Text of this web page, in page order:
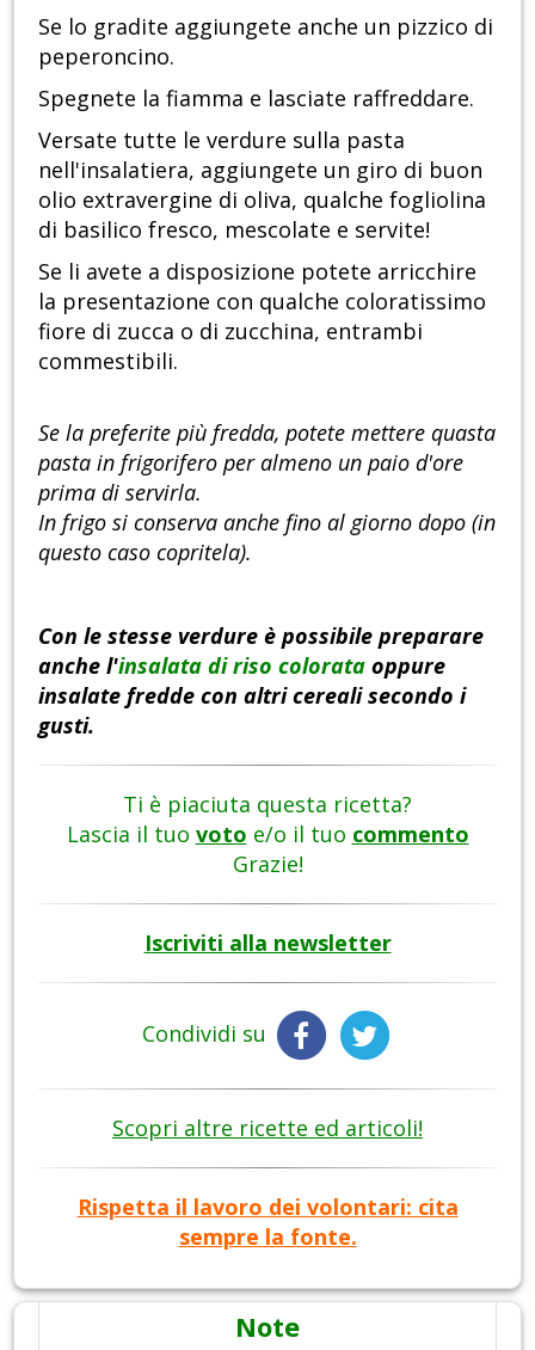
Se lo gradite aggiungete anche un pizzico di
peperoncino.
Spegnete la fiamma e lasciate raffreddare.
Versate tutte le verdure sulla pasta
nell'insalatiera, aggiungete un giro di buon
olio extravergine di oliva, qualche fogliolina
di basilico fresco, mescolate e servite!
Se li avete a disposizione potete arricchire
la presentazione con qualche coloratissimo
fiore di zucca o di zucchina, entrambi
commestibili.
Se la preferite più fredda, potete mettere quasta
pasta in frigorifero per almeno un paio d'ore
prima di servirla.
In frigo si conserva anche fino al giorno dopo (in
questo caso copritela).
Con le stesse verdure è possibile preparare
anche l'insalata di riso colorata oppure
insalate fredde con altri cereali secondo i
gusti.
Ti è piaciuta questa ricetta?
Lascia il tuo voto e/o il tuo commento
Grazie!
Iscriviti alla newsletter
Condividi su
Scopri altre ricette ed articoli!
Rispetta il lavoro dei volontari: cita
sempre la fonte.
Note